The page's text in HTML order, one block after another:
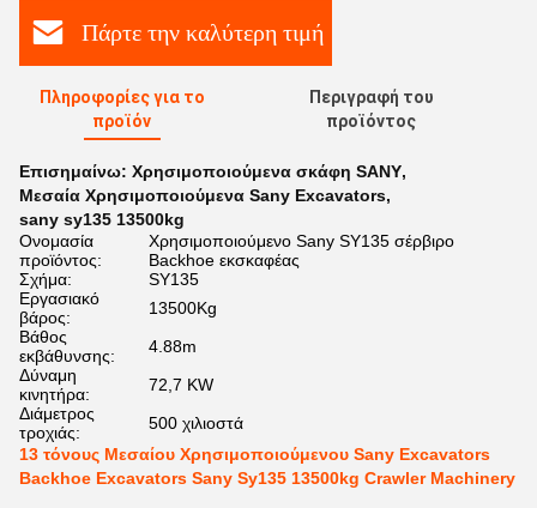
Πάρτε την καλύτερη τιμή
Πληροφορίες για το
προϊόν
Περιγραφή του
προϊόντος
Επισημαίνω: Χρησιμοποιούμενα σκάφη SANY,
Μεσαία Χρησιμοποιούμενα Sany Excavators,
sany sy135 13500kg
Ονομασία
προϊόντος:
Χρησιμοποιούμενο Sany SY135 σέρβιρο
Backhoe εκσκαφέας
Σχήμα:
SY135
Εργασιακό
βάρος:
13500Kg
Βάθος
εκβάθυνσης:
4.88m
Δύναμη
κινητήρα:
72,7 KW
Διάμετρος
τροχιάς:
500 χιλιοστά
13 τόνους Μεσαίου Χρησιμοποιούμενου Sany Excavators
Backhoe Excavators Sany Sy135 13500kg Crawler Machinery